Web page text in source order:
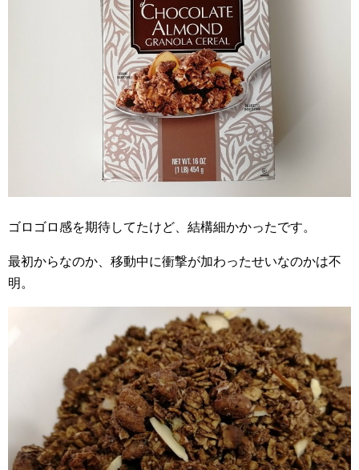
ゴロゴロ感を期待してたけど、結構細かかったです。
最初からなのか、移動中に衝撃が加わったせいなのかは不
明。